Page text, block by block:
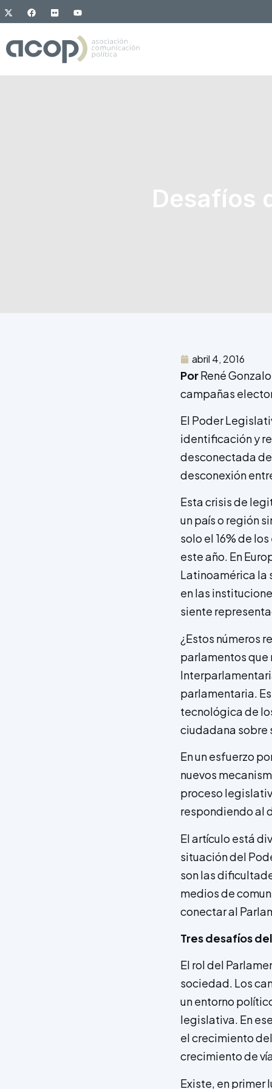
Desafíos
abril 4, 2016
PorRené
campañas
El Poder
identificación y
desconectada
desconexión
Esta crisis de
un país o región
solo el 16% de
este año. En
Latinoamérica la
en las
siente
¿Estos números
parlamentos que
parlamentaria.
tecnológica de
ciudadana sobre
En un esfuerzo
nuevos
proceso
respondiendo al
El artículo está
situación del
son las
medios de
conectar al
Tres desafíos
El rol del
sociedad. Los
un entorno
legislativa. En
el crecimiento
crecimiento de
Existe, en primer